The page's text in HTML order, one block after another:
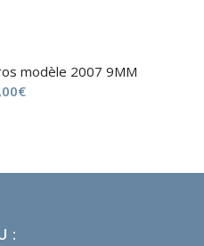
modèle 2007 9MM
€
: